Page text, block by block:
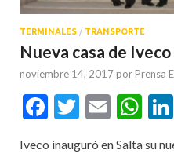
TERMINALES / TRANSPORTE
Nueva casa de
noviembre 14, 2017 por Prensa
Facebook
Twitter
Email
Iveco inauguró en Salta su